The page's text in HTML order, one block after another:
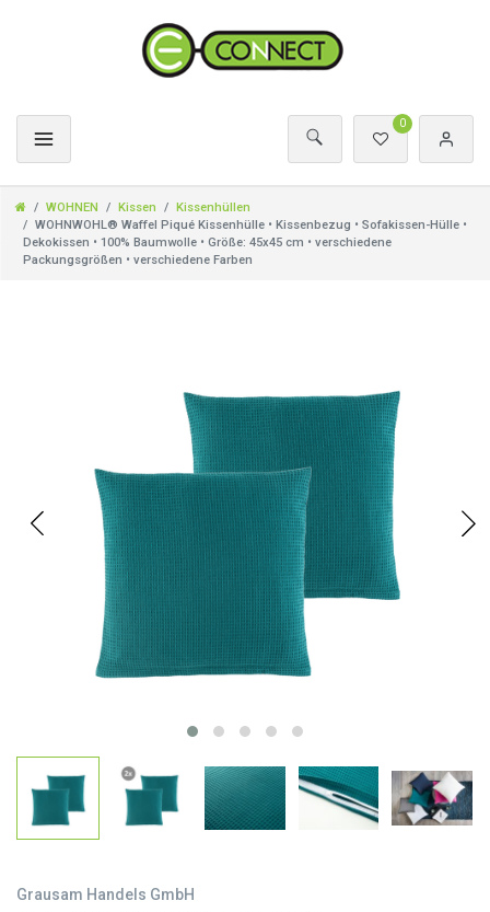
0
WOHNEN Kissen
Kissenhüllen
WOHNWOHL® Waffel Piqué Kissenhülle • Kissenbezug • Sofakissen-Hülle •
Dekokissen • 100% Baumwolle • Größe: 45x45 cm • verschiedene
Packungsgrößen • verschiedene Farben
Grausam Handels GmbH